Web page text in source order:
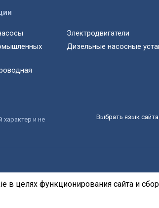
Выбрать язык
Электродвигатели
Дизельные насосные
и не
целях функционирования сайта и